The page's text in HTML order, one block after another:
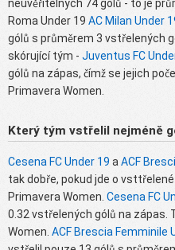
neuvěřitelných 74 gólů - to je
Roma Under 19 AC Milan Under
gólů s průměrem 3 vstřelených
skórující tým - Juventus FC
gólů na zápas, čímž se jejich
Primavera Women.
Který tým vstřelil nejméně
Cesena FC Under 19 a ACF
tak dobře, pokud jde o
Primavera Women. Cesena FC
0.32 vstřelených gólů na zápas.
Women. ACF Brescia Femminile